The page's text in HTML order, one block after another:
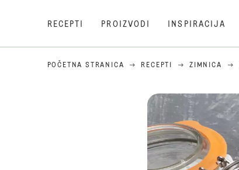
RECEPTI PROIZVODI INSPIRACIJA
POČETNA STRANICA RECEPTI ZIMNICA